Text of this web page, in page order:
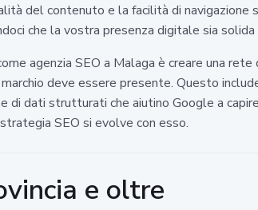
del contenuto e la facilità di navigazione
che la vostra presenza digitale sia solida
agenzia SEO a Malaga è creare una
deve essere presente. Questo
di dati strutturati che aiutino Google a
SEO si evolve con esso.
e oltre